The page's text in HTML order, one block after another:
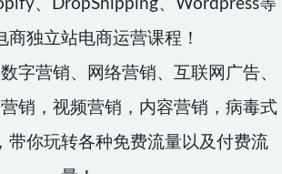
、DropShipping、Wordpress等
商独立站电商运营课程！
字营销、网络营销、互联网广告、
销，视频营销，内容营销，病毒式
带你玩转各种免费流量以及付费流